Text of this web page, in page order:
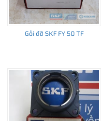
Chính sách thanh
quốc tất cả các ngày
Sản phẩm đầy đủ
hãng SKF theo đúng
Gối đỡ SKF FY 50 TF